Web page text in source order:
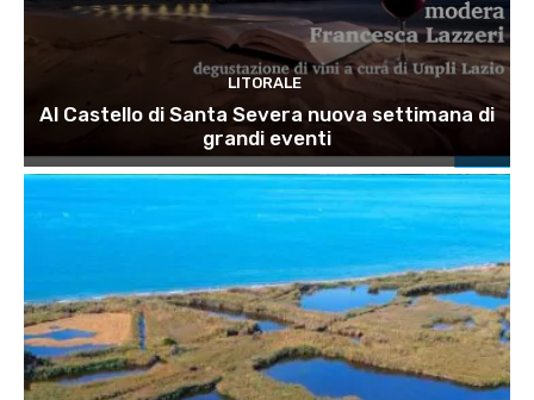
LITORALE
Al Castello di Santa Severa nuova settimana di
grandi eventi